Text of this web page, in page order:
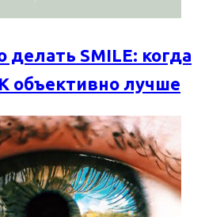
делать SMILE: когда
объективно лучше